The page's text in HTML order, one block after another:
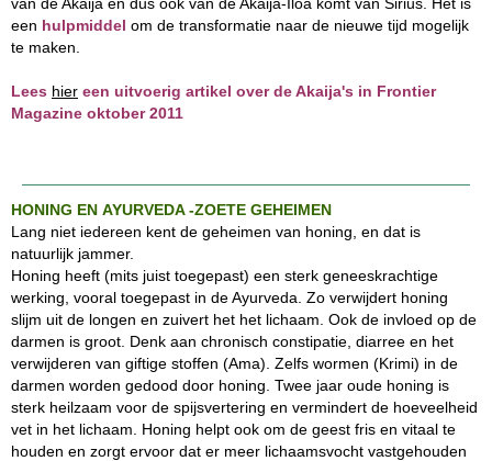
een hulpmiddel om de transformatie naar de nieuwe tijd mogelijk
te maken.
Lees hier een uitvoerig artikel over de Akaija's in Frontier
Magazine oktober 2011
HONING EN AYURVEDA -ZOETE GEHEIMEN
Lang niet iedereen kent de geheimen van honing, en dat is
natuurlijk jammer.
Honing heeft (mits juist toegepast) een sterk geneeskrachtige
werking, vooral toegepast in de Ayurveda. Zo verwijdert honing
slijm uit de longen en zuivert het het lichaam. Ook de invloed op de
darmen is groot. Denk aan chronisch constipatie, diarree en het
verwijderen van giftige stoffen (Ama). Zelfs wormen (Krimi) in de
darmen worden gedood door honing. Twee jaar oude honing is
sterk heilzaam voor de spijsvertering en vermindert de hoeveelheid
vet in het lichaam. Honing helpt ook om de geest fris en vitaal te
houden en zorgt ervoor dat er meer lichaamsvocht vastgehouden